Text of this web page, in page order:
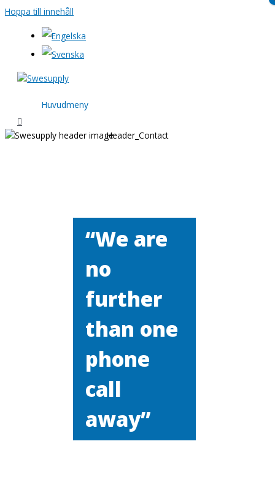
Hoppa till innehåll
Huvudmeny
Header_Contact
“We are
no
further
than one
phone
call
away”